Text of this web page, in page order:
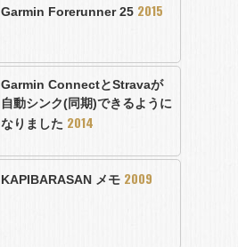
Garmin Forerunner 25 2015
Garmin ConnectとStravaが
自動シンク(同期)できるように
なりました 2014
KAPIBARASAN メモ 2009